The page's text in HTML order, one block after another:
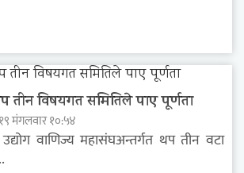
तीन विषयगत समितिले पाए पूर्णता
मंगलवार १०:५४
वाणिज्य महासंघअन्तर्गत थप तीन वटा